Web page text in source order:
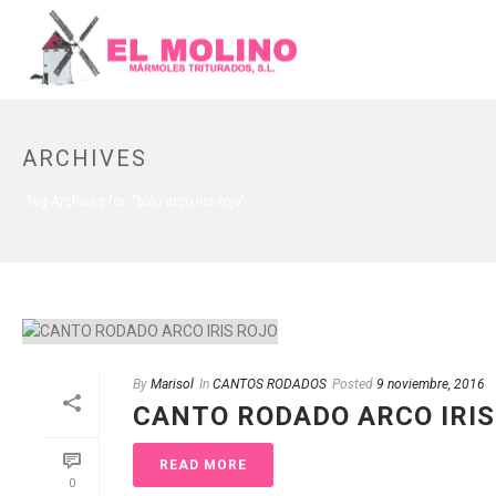
ARCHIVES
0
By Marisol In CANTOS RODADOS Posted 9 noviembre, 2016
CANTO RODADO ARCO
READ MORE